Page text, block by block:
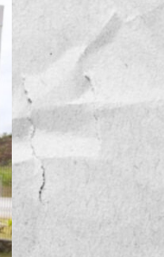
TENDENCIA
VIDEO COLUMNA
VIDEO NOTA